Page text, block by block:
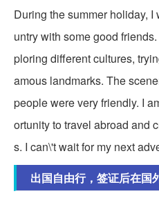
During the summer holiday,
untry with some good
ploring different cultures,
amous landmarks. The
people were very friendly. I
ortunity to travel abroad and
s. I can\'t wait for my next
出国自由行，签证后在国